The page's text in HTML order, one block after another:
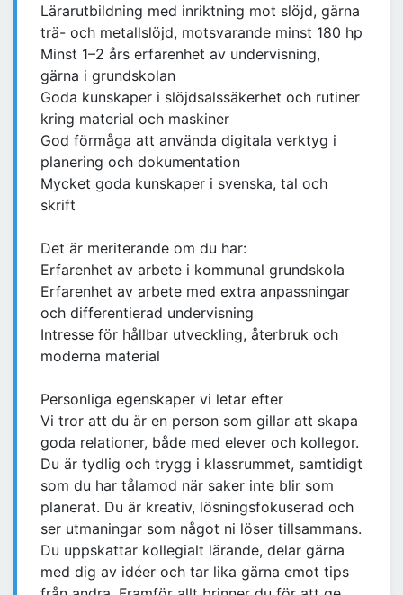
Lärarutbildning med inriktning mot slöjd, gärna
trä- och metallslöjd, motsvarande minst 180 hp
Minst 1–2 års erfarenhet av undervisning,
gärna i grundskolan
Goda kunskaper i slöjdsalssäkerhet och rutiner
kring material och maskiner
God förmåga att använda digitala verktyg i
planering och dokumentation
Mycket goda kunskaper i svenska, tal och
skrift
Det är meriterande om du har:
Erfarenhet av arbete i kommunal grundskola
Erfarenhet av arbete med extra anpassningar
och differentierad undervisning
Intresse för hållbar utveckling, återbruk och
moderna material
Personliga egenskaper vi letar efter
Vi tror att du är en person som gillar att skapa
goda relationer, både med elever och kollegor.
Du är tydlig och trygg i klassrummet, samtidigt
som du har tålamod när saker inte blir som
planerat. Du är kreativ, lösningsfokuserad och
ser utmaningar som något ni löser tillsammans.
Du uppskattar kollegialt lärande, delar gärna
med dig av idéer och tar lika gärna emot tips